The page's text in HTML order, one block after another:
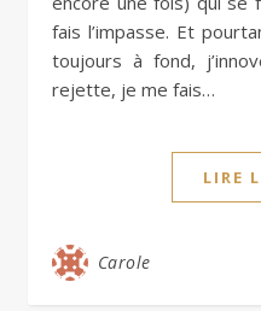
fais l’impasse. Et
toujours à fond,
rejette, je me fais…
LIRE
Carole